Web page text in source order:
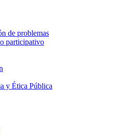
de problemas
participativo​
y Ética Pública